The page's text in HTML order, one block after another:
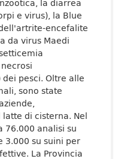
la diarrea
e virus), la Blue
encefalite
da virus Maedi
pesci. Oltre alle
sono state
di cisterna. Nel
76.000 analisi su
3.000 su suini per
La Provincia